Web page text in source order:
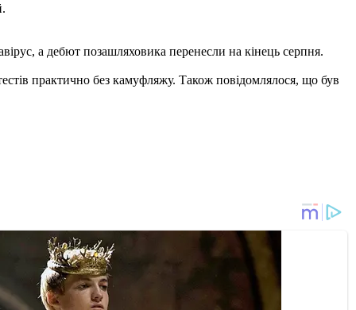
а дебют позашляховика перенесли на кінець серпня.
практично без камуфляжу. Також повідомлялося, що був